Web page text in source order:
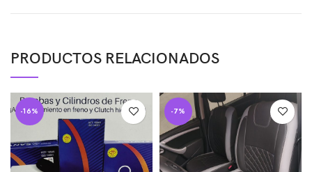
PRODUCTOS RELACIONADOS
-16% -7%